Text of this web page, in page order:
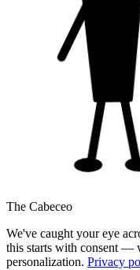
The Cabeceo
We've caught your eye
this starts with consent —
personalization. Privacy